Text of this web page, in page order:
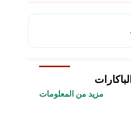
مزيد من المعلومات